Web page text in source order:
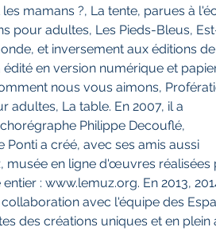
mamans ?, La tente, parues à
pour adultes, Les Pieds-Bleus,
et inversement aux éditions de
édité en version numérique et
nous vous aimons,
adultes, La table. En 2007, il a
Philippe Decouflé,
Ponti a créé, avec ses amis aussi
musée en ligne d'œuvres réalisées
: www.lemuz.org. En 2013,
collaboration avec l'équipe des
des créations uniques et en plein